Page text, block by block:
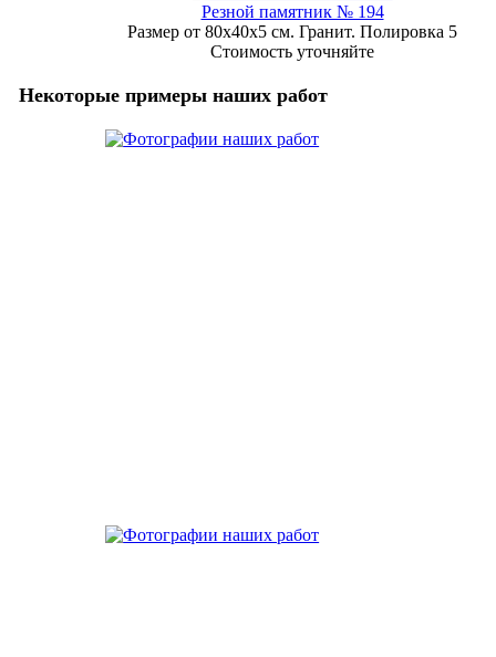
Резной памятник № 194
Размер от 80х40х5 см. Гранит. Полировка 5
Стоимость уточняйте
Некоторые примеры наших работ